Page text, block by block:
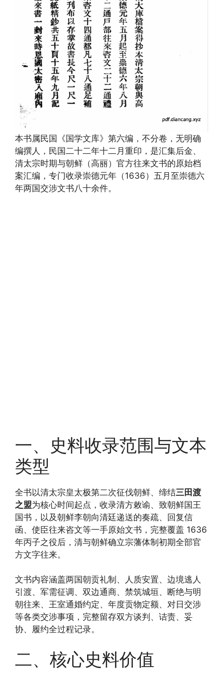
本书属民国《国学文库》第六编，不分卷，无明确
编撰人，民国二十二年十二月重印，是汇集后金、
清太宗时期与朝鲜（高丽）官方往来文书的原始档
案汇编，专门收录崇德元年（1636）五月至崇德六
年两国交涉文书八十余件。
一、史料收录范围与文本
类型
全书以清太宗皇太极第二次征伐朝鲜、缔结三田渡
之盟为核心时间起点，收录清方敕谕、致朝鲜国王
国书，以及朝鲜李朝向清廷递送的奏疏、回复信
函、使臣往来咨文等一手原始文书，完整覆盖 1636
年丙子之役后，清与朝鲜确立宗藩体制初期全部官
方文字往来。
文书内容涵盖两国朝贡礼制、人质安置、边境逃人
引渡、军需征调、双边通商、禁筑城垣、断绝与明
朝往来、王室通婚约定、年度贡物定额、对日交涉
等各类交涉事项，完整留存双方谈判、诘责、妥
协、履约全过程记录。
二、核心史料价值